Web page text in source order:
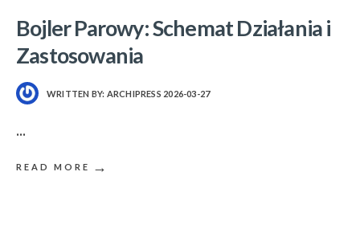
Bojler Parowy: Schemat Działania i
Zastosowania
WRITTEN BY: ARCHIPRESS 2026-03-27
...
READ MORE →